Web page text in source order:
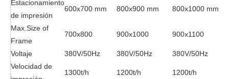
Estacionamiento
de impresión
600x700 mm 800x900 mm 800x1000 mm
Max.Size of
Frame
700x800 900x1000 900x1100
Voltaje 380V/50Hz 380V/50Hz
380V/50Hz
Velocidad de
1300t/h 1200t/h 1200t/h